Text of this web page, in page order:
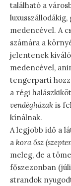
található a
medencével. A
számára a
jelentenek
medencével,
tengerparti
a régi
vendégházak is
kínálnak.
A legjobb idő a
a kora ősz
meleg, de a
főszezonban
strandok